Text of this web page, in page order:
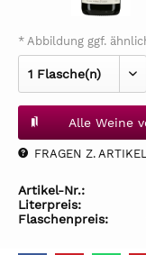
* Abbildung ggf.
Alle Weine
FRAGEN Z.
Artikel-Nr.:
Literpreis:
Flaschenpreis: